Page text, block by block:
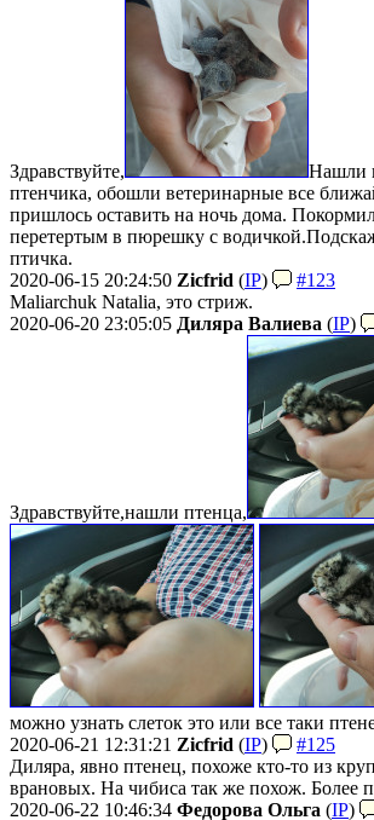
Здравствуйте,
Нашли
птенчика, обошли ветеринарные все
пришлось оставить на ночь дома.
перетертым в пюрешку с водичкой.
птичка.
2020-06-15 20:24:50 Zicfrid (IP)
#123
Maliarchuk Natalia, это стриж.
2020-06-20 23:05:05 Диляра Валиева (IP)
Здравствуйте,нашли птенца,
можно узнать слеток это или все таки
2020-06-21 12:31:21 Zicfrid (IP)
#125
Диляра, явно птенец, похоже кто-то из
врановых. На чибиса так же похож. Более
2020-06-22 10:46:34 Федорова Ольга (IP)